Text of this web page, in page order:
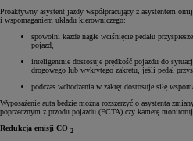
Proaktywny asystent jazdy współpracujący z asystentem
i wspomaganiem układu kierowniczego:
spowolni każde nagłe wciśnięcie pedału
pojazd,
inteligentnie dostosuje prędkość pojazdu do
drogowego lub wykrytego zakrętu, jeśli pedał
podczas wchodzenia w zakręt dostosuje siłę
Wyposażenie auta będzie można rozszerzyć o asystenta
poprzecznym z przodu pojazdu (FCTA) czy kamerę
Redukcja emisji CO 2